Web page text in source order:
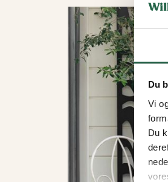
Du
Vi
Du